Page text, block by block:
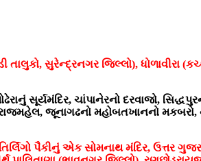
તાલુકો, સુરેન્દ્રનગર જિલ્લો), ધોળાવીરા
સૂર્યમંદિર, ચાંપાનેરનો દરવાજો,
જૂનાગઢનો મહોબતખાનનો
પૈકીનું એક સોમનાથ મંદિર, ઉત્તર